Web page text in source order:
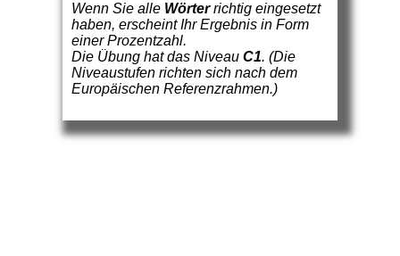
Wenn Sie alle Wörterrichtig eingesetzt
haben, erscheint Ihr Ergebnis in Form
einer Prozentzahl.
Die Übung hat das Niveau C1. (Die
Niveaustufen richten sich nach dem
Europäischen Referenzrahmen.)